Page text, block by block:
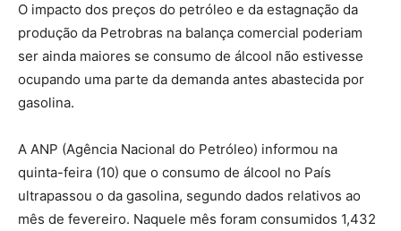
O impacto dos preços do petróleo e da estagnação da
produção da Petrobras na balança comercial poderiam
ser ainda maiores se consumo de álcool não estivesse
ocupando uma parte da demanda antes abastecida por
gasolina.
A ANP (Agência Nacional do Petróleo) informou na
quinta-feira (10) que o consumo de álcool no País
ultrapassou o da gasolina, segundo dados relativos ao
mês de fevereiro. Naquele mês foram consumidos 1,432